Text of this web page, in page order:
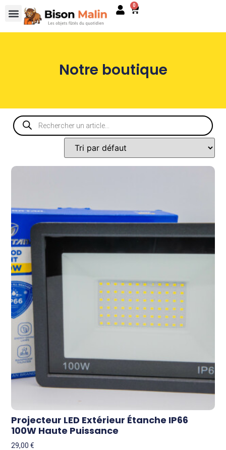
0
Notre boutique
Projecteur LED Extérieur Étanche IP66
100W Haute Puissance
29,00€